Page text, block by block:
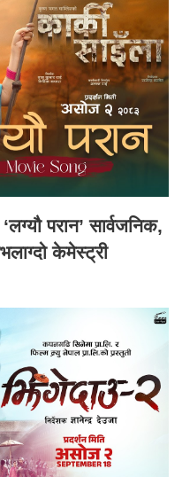
परान’ सार्वजनिक,
केमेस्ट्री